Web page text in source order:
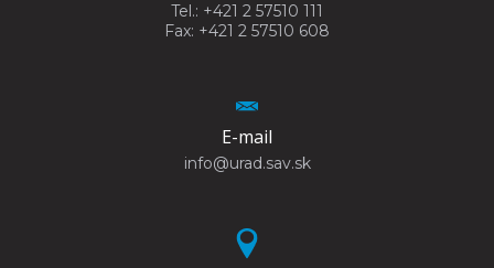
Tel.: +421 2 57510 111
Fax: +421 2 57510 608
E-mail
info@urad.sav.sk